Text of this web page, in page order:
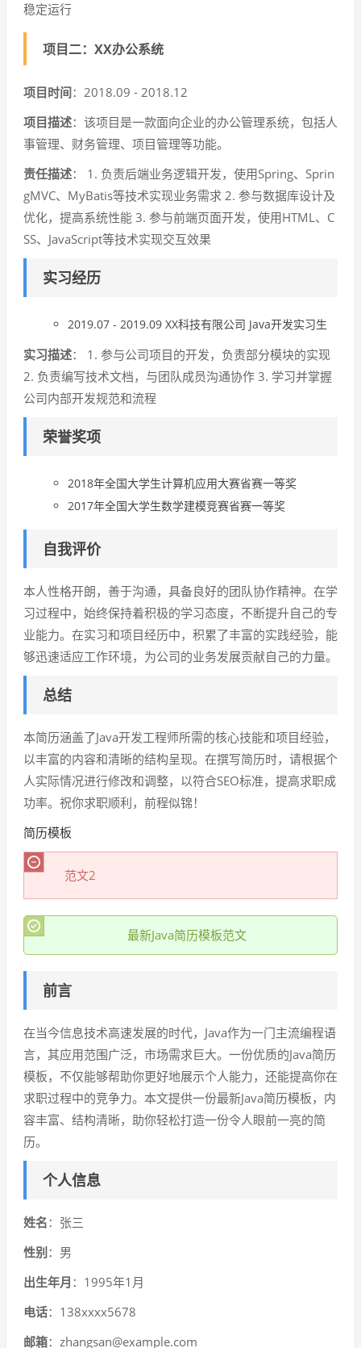
稳定运行
项目二：XX办公系统
项目时间：2018.09 - 2018.12
项目描述：该项目是一款面向企业的办公管理系统，包括人
事管理、财务管理、项目管理等功能。
责任描述： 1. 负责后端业务逻辑开发，使用Spring、Sprin
gMVC、MyBatis等技术实现业务需求 2. 参与数据库设计及
优化，提高系统性能 3. 参与前端页面开发，使用HTML、C
SS、JavaScript等技术实现交互效果
实习经历
2019.07 - 2019.09 XX科技有限公司 Java开发实习生
实习描述： 1. 参与公司项目的开发，负责部分模块的实现
2. 负责编写技术文档，与团队成员沟通协作 3. 学习并掌握
公司内部开发规范和流程
荣誉奖项
2018年全国大学生计算机应用大赛省赛一等奖
2017年全国大学生数学建模竞赛省赛一等奖
自我评价
本人性格开朗，善于沟通，具备良好的团队协作精神。在学
习过程中，始终保持着积极的学习态度，不断提升自己的专
业能力。在实习和项目经历中，积累了丰富的实践经验，能
够迅速适应工作环境，为公司的业务发展贡献自己的力量。
总结
本简历涵盖了Java开发工程师所需的核心技能和项目经验，
以丰富的内容和清晰的结构呈现。在撰写简历时，请根据个
人实际情况进行修改和调整，以符合SEO标准，提高求职成
功率。祝你求职顺利，前程似锦！
简历模板
范文2
最新Java简历模板范文
前言
在当今信息技术高速发展的时代，Java作为一门主流编程语
言，其应用范围广泛，市场需求巨大。一份优质的Java简历
模板，不仅能够帮助你更好地展示个人能力，还能提高你在
求职过程中的竞争力。本文提供一份最新Java简历模板，内
容丰富、结构清晰，助你轻松打造一份令人眼前一亮的简
历。
个人信息
姓名：张三
性别 ：男
出生年月 ：1995年1月
电话：138xxxx5678
邮箱：zhangsan@example.com